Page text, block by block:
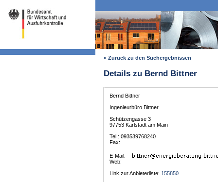
« Zurück zu den Suchergebnissen
Details zu Bernd Bittner
Bernd Bittner
Ingenieurbüro Bittner
Schützengasse 3
97753 Karlstadt am Main
Tel.: 093539768240
Fax:
E-Mail:
Web:
Link zur Anbieterliste:155850